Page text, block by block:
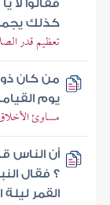
فقالوا لا
كذلك
تعظيم قدر
من كان ذو
يوم
مساوئ
أن الناس
؟ فقال
القمر